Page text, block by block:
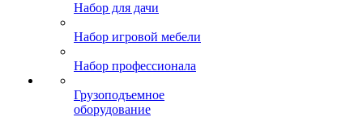
Набор для дачи
Набор игровой мебели
Набор профессионала
Грузоподъемное
оборудование